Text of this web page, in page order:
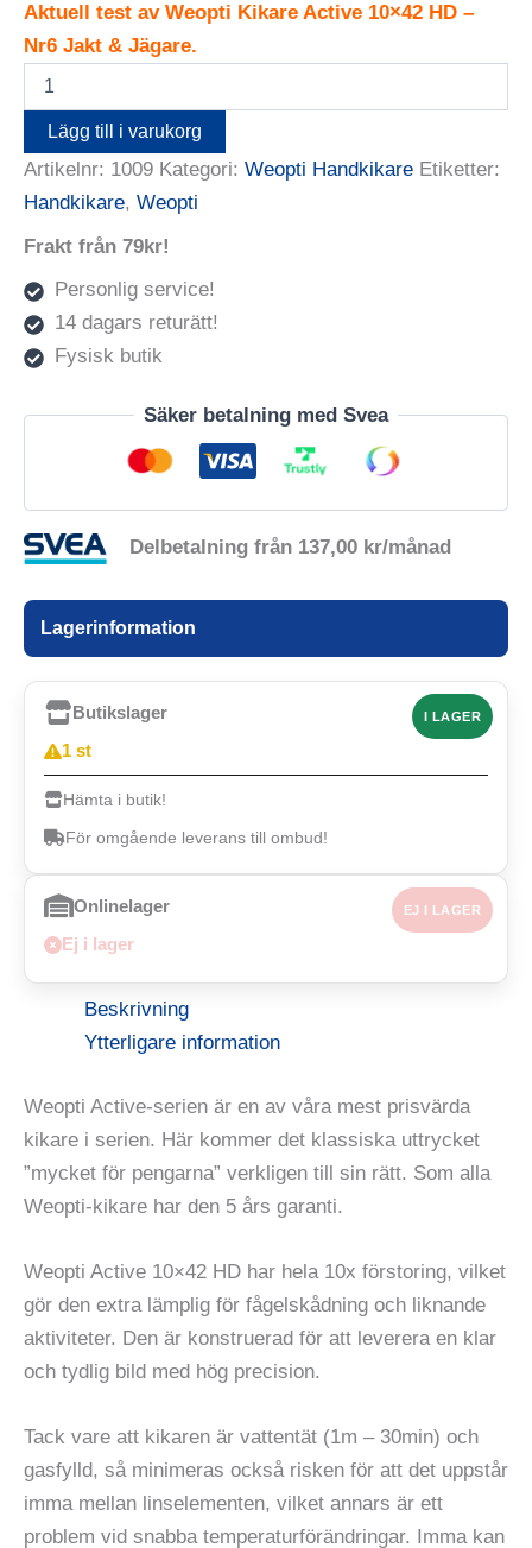
Aktuell test av Weopti Kikare Active 10×42 HD –
Nr6 Jakt & Jägare.
Weopti
Active
10x42
mängd
Lägg till i varukorg
Artikelnr: 1009 Kategori: Weopti Handkikare Etiketter:
Handkikare, Weopti
Frakt från 79kr!
Personlig service!
14 dagars returätt!
Fysisk butik
Säker betalning med Svea
Delbetalning från 137,00 kr/månad
Lagerinformation
Butikslager I LAGER
1 st
Hämta i butik!
För omgående leverans till ombud!
Onlinelager EJ I LAGER
Ej i lager
Beskrivning
Ytterligare information
Weopti Active-serien är en av våra mest prisvärda
kikare i serien. Här kommer det klassiska uttrycket
”mycket för pengarna” verkligen till sin rätt. Som alla
Weopti-kikare har den 5 års garanti.
Weopti Active 10×42 HD har hela 10x förstoring, vilket
gör den extra lämplig för fågelskådning och liknande
aktiviteter. Den är konstruerad för att leverera en klar
och tydlig bild med hög precision.
Tack vare att kikaren är vattentät (1m – 30min) och
gasfylld, så minimeras också risken för att det uppstår
imma mellan linselementen, vilket annars är ett
problem vid snabba temperaturförändringar. Imma kan